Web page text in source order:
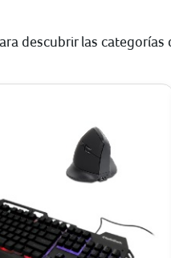
descubrir las